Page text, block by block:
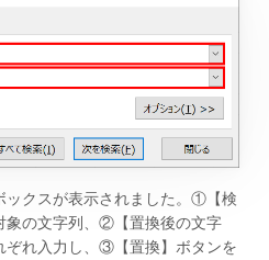
ックスが表示されました。①【検
象の文字列、②【置換後の文字
ぞれ入力し、③【置換】ボタンを